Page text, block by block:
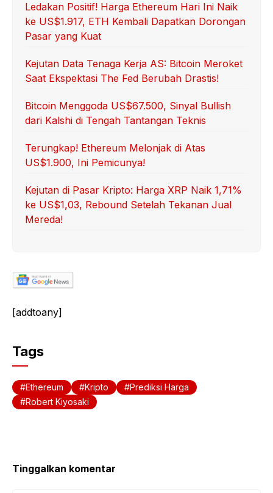
Ledakan Positif! Harga Ethereum Hari Ini Naik
ke US$1.917, ETH Kembali Dapatkan Dorongan
Pasar yang Kuat
Kejutan Data Tenaga Kerja AS: Bitcoin Meroket
Saat Ekspektasi The Fed Berubah Drastis!
Bitcoin Menggoda US$67.500, Sinyal Bullish
dari Kalshi di Tengah Tantangan Teknis
Terungkap! Ethereum Melonjak di Atas
US$1.900, Ini Pemicunya!
Kejutan di Pasar Kripto: Harga XRP Naik 1,71%
ke US$1,03, Rebound Setelah Tekanan Jual
Mereda!
[addtoany]
Tags
Ethereum Kripto
Prediksi Harga
Robert Kiyosaki
Tinggalkan komentar